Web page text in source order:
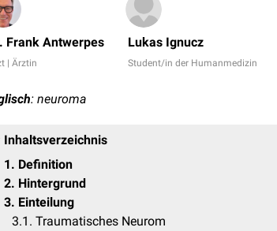
Frank Antwerpes
| Ärztin
Lukas Ignucz
Student/in der Humanmedizin
: neuroma
Inhaltsverzeichnis
1
Definition
2 Hintergrund
3 Einteilung
3.1 Traumatisches Neurom